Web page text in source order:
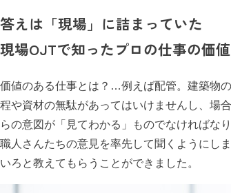
答えは「現場」に詰まっていた
現場OJTで知ったプロの仕事の価値
価値のある仕事とは？…例えば配管。建築物
程や資材の無駄があってはいけませんし、場
らの意図が「見てわかる」ものでなければな
職人さんたちの意見を率先して聞くようにし
いろと教えてもらうことができました。